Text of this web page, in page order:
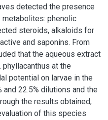
detected the presence
phenolic
steroids, alkaloids for
and saponins. From
that the aqueous extract
at the
potential on larvae in the
22.5% dilutions and the
the results obtained,
of this species